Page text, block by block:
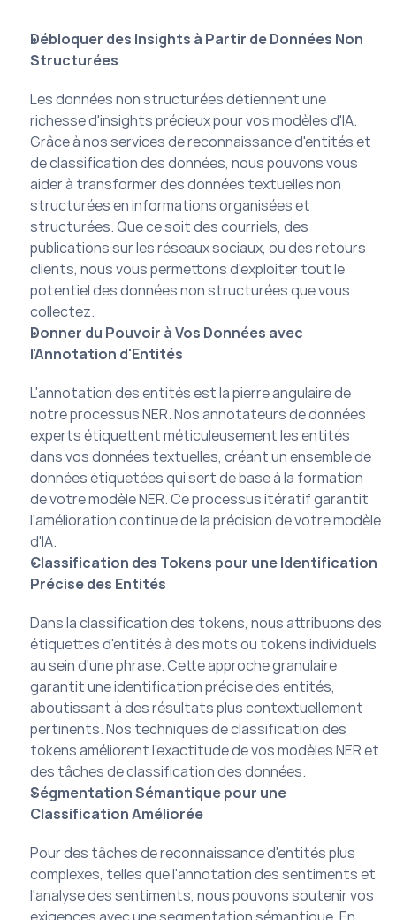
Débloquer des Insights à Partir de Données Non
Structurées
Les données non structurées détiennent une
richesse d'insights précieux pour vos modèles d'IA.
Grâce à nos services de reconnaissance d'entités et
de classification des données, nous pouvons vous
aider à transformer des données textuelles non
structurées en informations organisées et
structurées. Que ce soit des courriels, des
publications sur les réseaux sociaux, ou des retours
clients, nous vous permettons d'exploiter tout le
potentiel des données non structurées que vous
collectez.
Donner du Pouvoir à Vos Données avec
l'Annotation d'Entités
L'annotation des entités est la pierre angulaire de
notre processus NER. Nos annotateurs de données
experts étiquettent méticuleusement les entités
dans vos données textuelles, créant un ensemble de
données étiquetées qui sert de base à la formation
de votre modèle NER. Ce processus itératif garantit
l'amélioration continue de la précision de votre modèle
d'IA.
Classification des Tokens pour une Identification
Précise des Entités
Dans la classification des tokens, nous attribuons des
étiquettes d'entités à des mots ou tokens individuels
au sein d'une phrase. Cette approche granulaire
garantit une identification précise des entités,
aboutissant à des résultats plus contextuellement
pertinents. Nos techniques de classification des
tokens améliorent l'exactitude de vos modèles NER et
des tâches de classification des données.
Ségmentation Sémantique pour une
Classification Améliorée
Pour des tâches de reconnaissance d'entités plus
complexes, telles que l'annotation des sentiments et
l'analyse des sentiments, nous pouvons soutenir vos